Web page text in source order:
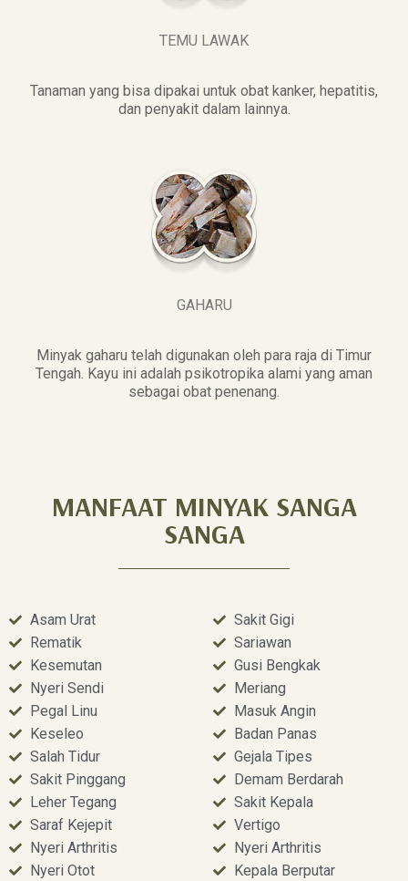
TEMU LAWAK
Tanaman yang bisa dipakai untuk obat kanker, hepatitis,
dan penyakit dalam lainnya.
GAHARU
Minyak gaharu telah digunakan oleh para raja di Timur
Tengah. Kayu ini adalah psikotropika alami yang aman
sebagai obat penenang.
MANFAAT MINYAK SANGA
SANGA
Asam Urat
Rematik
Kesemutan
Nyeri Sendi
Pegal Linu
Keseleo
Salah Tidur
Sakit Pinggang
Leher Tegang
Saraf Kejepit
Nyeri Arthritis
Nyeri Otot
Sakit Gigi
Sariawan
Gusi Bengkak
Meriang
Masuk Angin
Badan Panas
Gejala Tipes
Demam Berdarah
Sakit Kepala
Vertigo
Nyeri Arthritis
Kepala Berputar